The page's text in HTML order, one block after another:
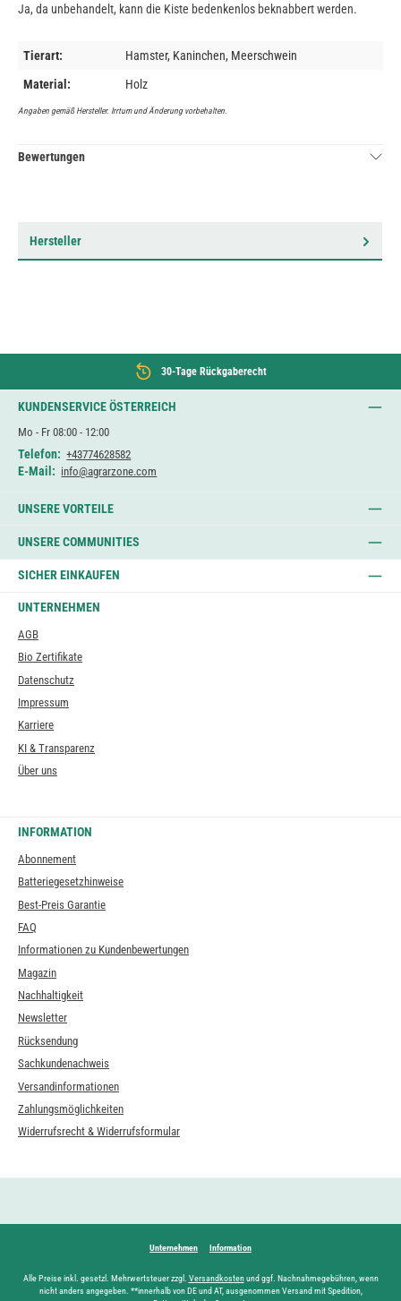
Ja, da unbehandelt, kann die Kiste bedenkenlos beknabbert werden.
Tierart:
Hamster, Kaninchen, Meerschwein
Material:
Holz
Angaben gemäß Hersteller. Irrtum und Änderung vorbehalten.
Bewertungen
Hersteller
30-Tage Rückgaberecht
KUNDENSERVICE ÖSTERREICH
Mo - Fr 08:00 - 12:00
Telefon: +43774628582
E-Mail: info@agrarzone.com
UNSERE VORTEILE
UNSERE COMMUNITIES
SICHER EINKAUFEN
UNTERNEHMEN
AGB
Bio Zertifikate
Datenschutz
Impressum
Karriere
KI & Transparenz
Über uns
INFORMATION
Abonnement
Batteriegesetzhinweise
Best-Preis Garantie
FAQ
Informationen zu Kundenbewertungen
Magazin
Nachhaltigkeit
Newsletter
Rücksendung
Sachkundenachweis
Versandinformationen
Zahlungsmöglichkeiten
Widerrufsrecht & Widerrufsformular
Unternehmen Information
Alle Preise inkl. gesetzl. Mehrwertsteuer zzgl. Versandkostenund ggf. Nachnahmegebühren, wenn
nicht anders angegeben. **innerhalb von DE und AT, ausgenommen Versand mit Spedition,